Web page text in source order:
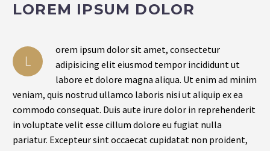
LOREM IPSUM DOLOR
L
orem ipsum dolor sit amet, consectetur
adipisicing elit eiusmod tempor incididunt ut
labore et dolore magna aliqua. Ut enim ad minim
veniam, quis nostrud ullamco laboris nisi ut aliquip ex ea
commodo consequat. Duis aute irure dolor in reprehenderit
in voluptate velit esse cillum dolore eu fugiat nulla
pariatur. Excepteur sint occaecat cupidatat non proident,